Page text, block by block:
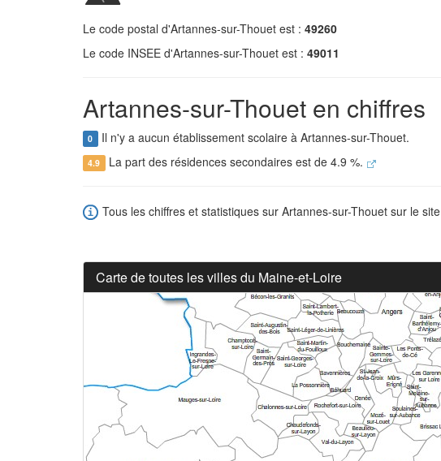
Le code postal d'Artannes-sur-Thouet est : 49260
Le code INSEE d'Artannes-sur-Thouet est : 49011
Artannes-sur-Thouet en chiffres
0 Il n'y a aucun établissement scolaire à Artannes-sur-Thouet.
4.9 La part des résidences secondaires est de 4.9 %.
Tous les chiffres et statistiques sur Artannes-sur-Thouet sur le site
Carte de toutes les villes du Maine-et-Loire